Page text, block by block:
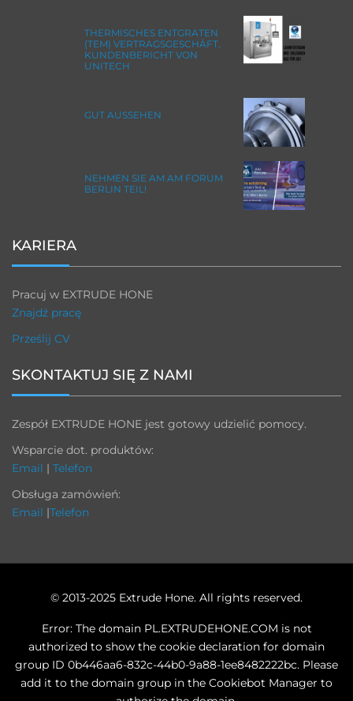
THERMISCHES ENTGRATEN
(TEM) VERTRAGSGESCHÄFT,
KUNDENBERICHT VON
UNITECH
GUT AUSSEHEN
NEHMEN SIE AM AM FORUM
BERLIN TEIL!
KARIERA
Pracuj w EXTRUDE HONE
Znajdź pracę
Prześlij CV
SKONTAKTUJ SIĘ Z NAMI
Zespół EXTRUDE HONE jest gotowy udzielić pomocy.
Wsparcie dot. produktów:
Email | Telefon
Obsługa zamówień:
Email |Telefon
© 2013-2025 Extrude Hone. All rights reserved.
Error: The domain PL.EXTRUDEHONE.COM is not
authorized to show the cookie declaration for domain
group ID 0b446aa6-832c-44b0-9a88-1ee8482222bc. Please
add it to the domain group in the Cookiebot Manager to